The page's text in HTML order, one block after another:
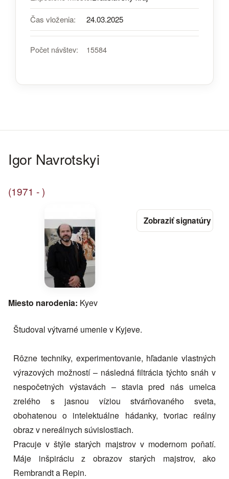
Čas vloženia: 24.03.2025
Počet návštev: 15584
Igor Navrotskyi
(1971 - )
Miesto narodenia: Kyev
Študoval výtvarné umenie v Kyjeve.
Rôzne techniky, experimentovanie, hľadanie vlastných
výrazových možností – následná filtrácia týchto snáh v
nespočetných výstavách – stavia pred nás umelca
zrelého s jasnou víziou stvárňovaného sveta,
obohatenou o intelektuálne hádanky, tvoriac reálny
obraz v nereálnych súvislostiach.
Pracuje v štýle starých majstrov v modernom poňatí.
Máje inšpiráciu z obrazov starých majstrov, ako
Rembrandt a Repin.